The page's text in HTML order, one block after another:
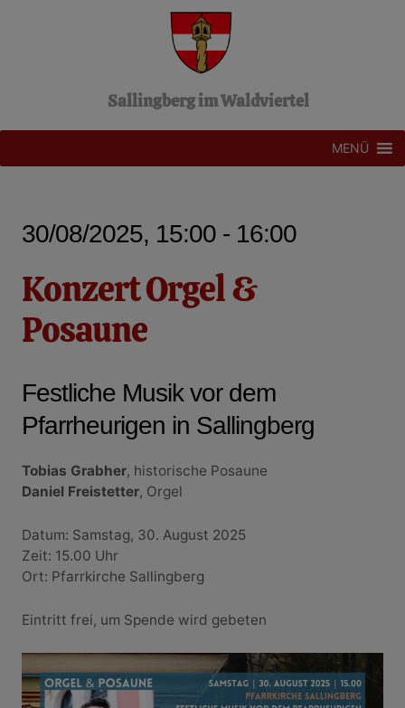
Sallingberg im Waldviertel
MENÜ
30/08/2025, 15:00 - 16:00
Konzert Orgel &
Posaune
Festliche Musik vor dem
Pfarrheurigen in Sallingberg
Tobias Grabher, historische Posaune
Daniel Freistetter, Orgel
Datum: Samstag, 30. August 2025
Zeit: 15.00 Uhr
Ort: Pfarrkirche Sallingberg
Eintritt frei, um Spende wird gebeten